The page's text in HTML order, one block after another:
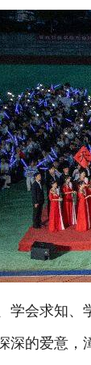
学会求知、
深的爱意